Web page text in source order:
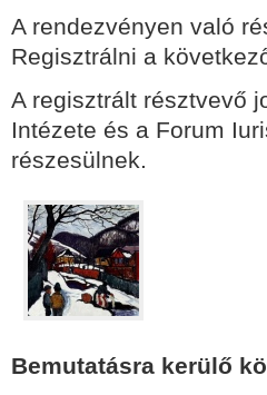
A rendezvényen való
Regisztrálni a
A regisztrált résztvevő
Intézete és a Forum
részesülnek.
Bemutatásra kerülő